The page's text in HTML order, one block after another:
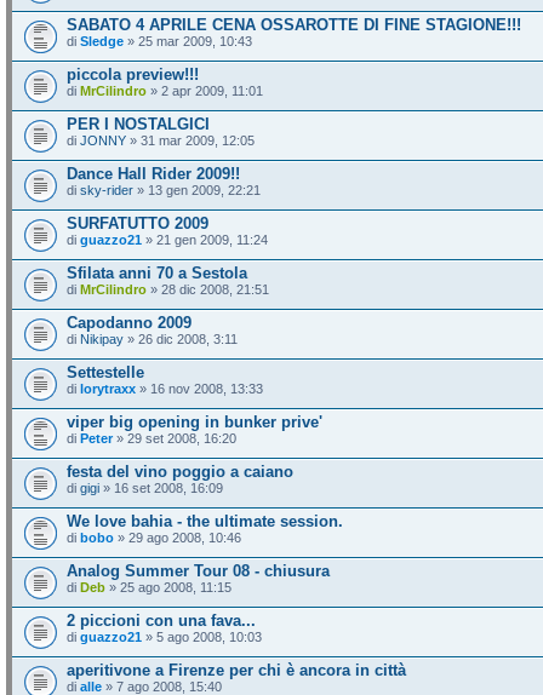
SABATO 4 APRILE CENA OSSAROTTE DI FINE STAGIONE!!!
di Sledge » 25 mar 2009, 10:43
piccola preview!!!
di MrCilindro » 2 apr 2009, 11:01
PER I NOSTALGICI
di JONNY » 31 mar 2009, 12:05
Dance Hall Rider 2009!!
di sky-rider » 13 gen 2009, 22:21
SURFATUTTO 2009
di guazzo21 » 21 gen 2009, 11:24
Sfilata anni 70 a Sestola
di MrCilindro » 28 dic 2008, 21:51
Capodanno 2009
di Nikipay » 26 dic 2008, 3:11
Settestelle
di lorytraxx » 16 nov 2008, 13:33
viper big opening in bunker prive'
di Peter» 29 set 2008, 16:20
festa del vino poggio a caiano
di gigi » 16 set 2008, 16:09
We love bahia - the ultimate session.
di bobo » 29 ago 2008, 10:46
Analog Summer Tour 08 - chiusura
di Deb » 25 ago 2008, 11:15
2 piccioni con una fava...
di guazzo21 » 5 ago 2008, 10:03
aperitivone a Firenze per chi è ancora in città
di alle » 7 ago 2008, 15:40